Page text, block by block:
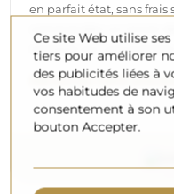
en parfait état, sans
compter sur une
Découvrez notre
Ce site Web utilise
tiers pour améliorer
des publicités liées à
vos habitudes de
consentement à son
bouton Accepter.